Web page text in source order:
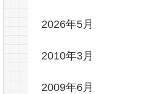
2026年5月
2010年3月
2009年6月